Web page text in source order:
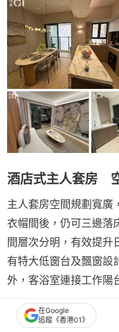
酒店式主人套房
主人套房空間規劃寬廣
衣帽間後，仍可三邊落
間層次分明，有效提升
有特大低窗台及飄窗設
外，客浴室連接工作陽
在Google
追蹤《香港01》